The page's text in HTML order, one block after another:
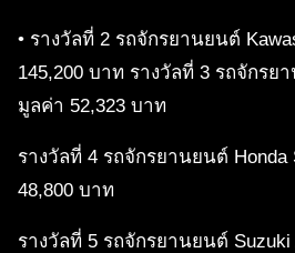
• รางวัลที่ 2 รถจักรยานยนต์
145,200 บาท รางวัลที่ 3 รถจักรย
มูลค่า 52,323 บาท
รางวัลที่ 4 รถจักรยานยนต์ Honda
48,800 บาท
รางวัลที่ 5 รถจักรยานยนต์ Suzuki